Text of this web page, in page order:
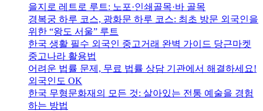
을지로 레트로 루트: 노포·인쇄골목·바 골목
경복궁 하루 코스, 광화문 하루 코스: 최초 방문 외국인을
위한 “왕도 서울” 루트
한국 생활 필수 외국인 중고거래 완벽 가이드 당근마켓
중고나라 활용법
어려운 법률 문제, 무료 법률 상담 기관에서 해결하세요!
외국인도 OK
한국 무형문화재의 모든 것: 살아있는 전통 예술을 경험
하는 방법